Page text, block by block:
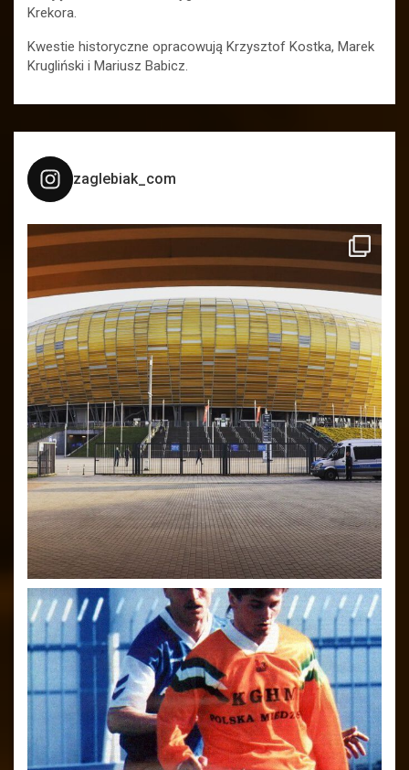
Krekora.
Kwestie historyczne opracowują Krzysztof Kostka, Marek
Krugliński i Mariusz Babicz.
zaglebiak_com